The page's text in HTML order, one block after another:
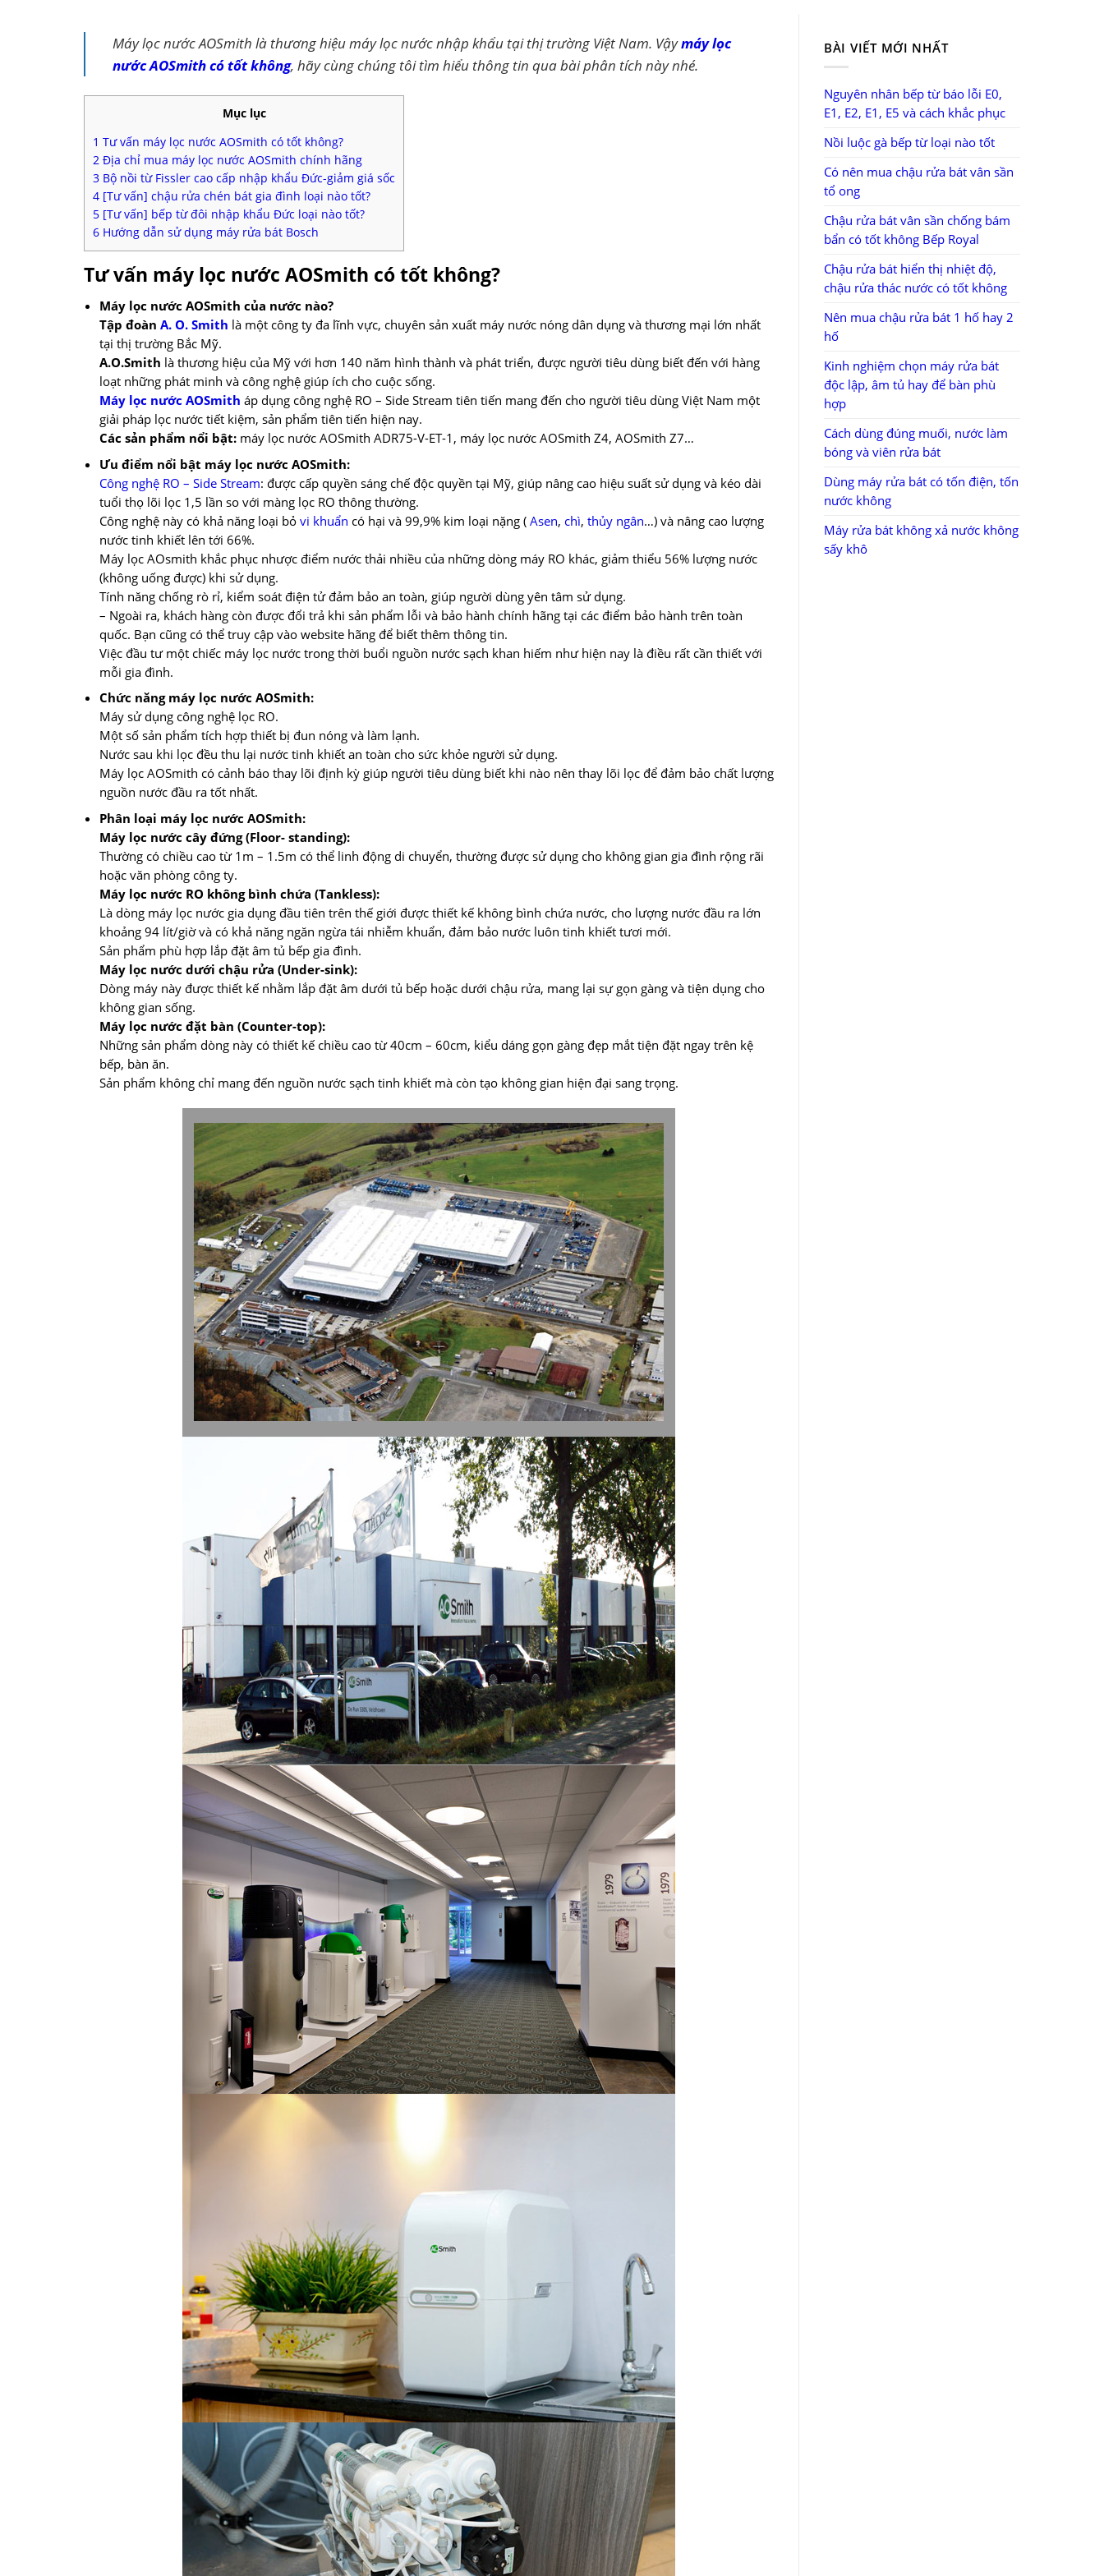
Máy lọc nước AOSmith là thương hiệu máy lọc nước nhập khẩu tại thị trường Việt Nam. Vậymáy lọc
nước AOSmith có tốt không, hãy cùng chúng tôi tìm hiểu thông tin qua bài phân tích này nhé.
Mục lục
1 Tư vấn máy lọc nước AOSmith có tốt không?
2 Địa chỉ mua máy lọc nước AOSmith chính hãng
3 Bộ nồi từ Fissler cao cấp nhập khẩu Đức-giảm giá sốc
4 [Tư vấn] chậu rửa chén bát gia đình loại nào tốt?
5 [Tư vấn] bếp từ đôi nhập khẩu Đức loại nào tốt?
6 Hướng dẫn sử dụng máy rửa bát Bosch
Tư vấn máy lọc nước AOSmith có tốt không?
Máy lọc nước AOSmith của nước nào?
Tập đoàn A. O. Smith là một công ty đa lĩnh vực, chuyên sản xuất máy nước nóng dân dụng và thương mại lớn nhất
tại thị trường Bắc Mỹ.
A.O.Smith là thương hiệu của Mỹ với hơn 140 năm hình thành và phát triển, được người tiêu dùng biết đến với hàng
loạt những phát minh và công nghệ giúp ích cho cuộc sống.
Máy lọc nước AOSmith áp dụng công nghệ RO – Side Stream tiên tiến mang đến cho người tiêu dùng Việt Nam một
giải pháp lọc nước tiết kiệm, sản phẩm tiên tiến hiện nay.
Các sản phẩm nổi bật:máy lọc nước AOSmith ADR75-V-ET-1, máy lọc nước AOSmith Z4, AOSmith Z7…
Ưu điểm nổi bật máy lọc nước AOSmith:
Công nghệ RO – Side Stream: được cấp quyền sáng chế độc quyền tại Mỹ, giúp nâng cao hiệu suất sử dụng và kéo dài
tuổi thọ lõi lọc 1,5 lần so với màng lọc RO thông thường.
Công nghệ này có khả năng loại bỏ vi khuẩn có hại và 99,9% kim loại nặng ( Asen, chì, thủy ngân…) và nâng cao lượng
nước tinh khiết lên tới 66%.
Máy lọc AOsmith khắc phục nhược điểm nước thải nhiều của những dòng máy RO khác, giảm thiểu 56% lượng nước
(không uống được) khi sử dụng.
Tính năng chống rò rỉ, kiểm soát điện tử đảm bảo an toàn, giúp người dùng yên tâm sử dụng.
– Ngoài ra, khách hàng còn được đổi trả khi sản phẩm lỗi và bảo hành chính hãng tại các điểm bảo hành trên toàn
quốc. Bạn cũng có thể truy cập vào website hãng để biết thêm thông tin.
Việc đầu tư một chiếc máy lọc nước trong thời buổi nguồn nước sạch khan hiếm như hiện nay là điều rất cần thiết với
mỗi gia đình.
Chức năng máy lọc nước AOSmith:
Máy sử dụng công nghệ lọc RO.
Một số sản phẩm tích hợp thiết bị đun nóng và làm lạnh.
Nước sau khi lọc đều thu lại nước tinh khiết an toàn cho sức khỏe người sử dụng.
Máy lọc AOSmith có cảnh báo thay lõi định kỳ giúp người tiêu dùng biết khi nào nên thay lõi lọc để đảm bảo chất lượng
nguồn nước đầu ra tốt nhất.
Phân loại máy lọc nước AOSmith:
Máy lọc nước cây đứng (Floor- standing):
Thường có chiều cao từ 1m – 1.5m có thể linh động di chuyển, thường được sử dụng cho không gian gia đình rộng rãi
hoặc văn phòng công ty.
Máy lọc nước RO không bình chứa (Tankless):
Là dòng máy lọc nước gia dụng đầu tiên trên thế giới được thiết kế không bình chứa nước, cho lượng nước đầu ra lớn
khoảng 94 lít/giờ và có khả năng ngăn ngừa tái nhiễm khuẩn, đảm bảo nước luôn tinh khiết tươi mới.
Sản phẩm phù hợp lắp đặt âm tủ bếp gia đình.
Máy lọc nước dưới chậu rửa (Under-sink):
Dòng máy này được thiết kế nhằm lắp đặt âm dưới tủ bếp hoặc dưới chậu rửa, mang lại sự gọn gàng và tiện dụng cho
không gian sống.
Máy lọc nước đặt bàn (Counter-top):
Những sản phẩm dòng này có thiết kế chiều cao từ 40cm – 60cm, kiểu dáng gọn gàng đẹp mắt tiện đặt ngay trên kệ
bếp, bàn ăn.
Sản phẩm không chỉ mang đến nguồn nước sạch tinh khiết mà còn tạo không gian hiện đại sang trọng.
BÀI VIẾT MỚI NHẤT
Nguyên nhân bếp từ báo lỗi E0,
E1, E2, E1, E5 và cách khắc phục
Nồi luộc gà bếp từ loại nào tốt
Có nên mua chậu rửa bát vân sần
tổ ong
Chậu rửa bát vân sần chống bám
bẩn có tốt không Bếp Royal
Chậu rửa bát hiển thị nhiệt độ,
chậu rửa thác nước có tốt không
Nên mua chậu rửa bát 1 hố hay 2
hố
Kinh nghiệm chọn máy rửa bát
độc lập, âm tủ hay để bàn phù
hợp
Cách dùng đúng muối, nước làm
bóng và viên rửa bát
Dùng máy rửa bát có tốn điện, tốn
nước không
Máy rửa bát không xả nước không
sấy khô